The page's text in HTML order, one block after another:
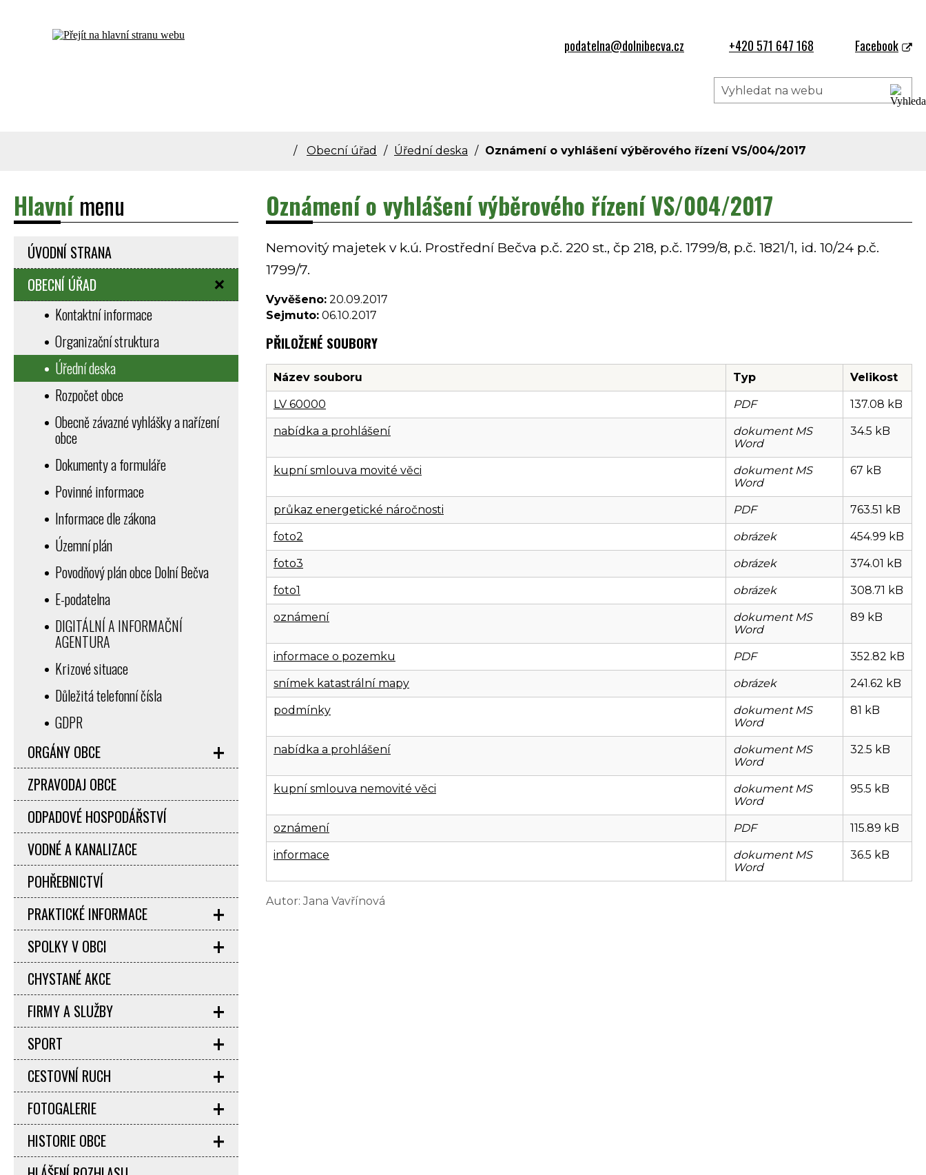
Dolní Bečva - oficiální stránky obce
podatelna@dolnibecva.cz +420 571 647 168 Facebook
Obecní úřad Úřední deska Oznámení o vyhlášení výběrového řízení VS/004/2017
Oznámení o vyhlášení výběrového řízení VS/004/2017
Nemovitý majetek v k.ú. Prostřední Bečva p.č. 220 st., čp 218, p.č. 1799/8, p.č. 1821/1, id. 10/24 p.č.
1799/7.
Vyvěšeno: 20.09.2017
Sejmuto: 06.10.2017
PŘILOŽENÉ SOUBORY
Název souboru Typ Velikost
LV 60000 PDF 137.08 kB
nabídka a prohlášení
dokument MS
Word
34.5 kB
kupní smlouva movité věci
dokument MS
Word
67 kB
průkaz energetické náročnosti PDF 763.51 kB
foto2 obrázek 454.99 kB
foto3 obrázek 374.01 kB
foto1 obrázek 308.71 kB
oznámení
dokument MS
Word
89 kB
informace o pozemku PDF 352.82 kB
snímek katastrální mapy obrázek 241.62 kB
podmínky
dokument MS
Word
81 kB
nabídka a prohlášení
dokument MS
Word
32.5 kB
kupní smlouva nemovité věci
dokument MS
Word
95.5 kB
oznámení PDF 115.89 kB
informace
dokument MS
Word
36.5 kB
Autor: Jana Vavřínová
Hlavnímenu
ÚVODNÍ STRANA
OBECNÍ ÚŘAD
Kontaktní informace
Organizační struktura
Úřední deska
Rozpočet obce
Obecně závazné vyhlášky a nařízení
obce
Dokumenty a formuláře
Povinné informace
Informace dle zákona
Územní plán
Povodňový plán obce Dolní Bečva
E-podatelna
DIGITÁLNÍ A INFORMAČNÍ
AGENTURA
Krizové situace
Důležitá telefonní čísla
GDPR
ORGÁNY OBCE
ZPRAVODAJ OBCE
ODPADOVÉ HOSPODÁŘSTVÍ
VODNÉ A KANALIZACE
POHŘEBNICTVÍ
PRAKTICKÉ INFORMACE
SPOLKY V OBCI
CHYSTANÉ AKCE
FIRMY A SLUŽBY
SPORT
CESTOVNÍ RUCH
FOTOGALERIE
HISTORIE OBCE